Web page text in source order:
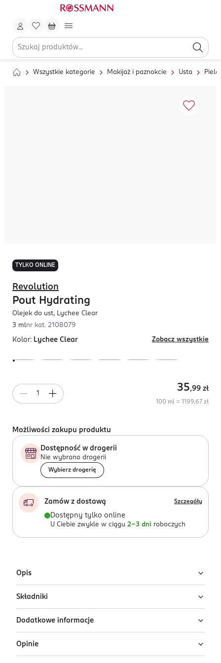
Wszystkie kategorie Makijaż i paznokcie Usta
TYLKO ONLINE
Revolution
Pout Hydrating
Olejek do ust, Lychee Clear
3 mlnr kat. 2108079
Kolor: Lychee Clear Zobacz wszystkie
35,99 zł
100 ml = 1199,67 zł
Możliwości zakupu produktu
Dostępność w drogerii
Nie wybrano drogerii
Wybierz drogerię
Zamów z dostawą Szczegóły
Dostępny tylko online
U Ciebie zwykle w ciągu 2-3 dni roboczych
Opis
Brokatowy olejek do ust Revolution Pout Lip Oil w
odcieniu Lychee Clear to połączenie intensywnej
pielęgnacji z efektem lustrzanego blasku.
Formuła została wzbogacona o składniki, które
odżywiają i nawilżają skórę, zapobiegając wysychaniu
Składniki
Ingredients: Hydrogenated Polyisobutene, Isononyl
Isononanoate, Polyisobutene, Tridecyl Trimellitate,
Hydrogenated Styrene/Isoprene Copolymer,
Ethylene/Propylene/Styrene Copolymer, Parfum
Dodatkowe informacje
PRZYGOTOWANIE I STOSOWANIE
Olejek Pout Lip Oil można stosować samodzielnie,
Opinie